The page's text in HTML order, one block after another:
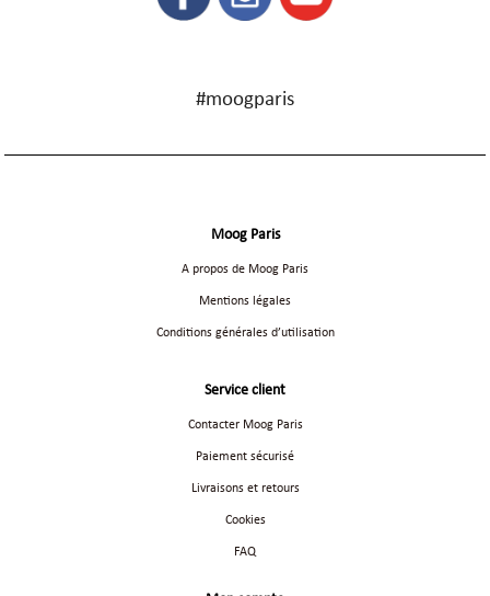
#moogparis
Moog Paris
A propos de Moog Paris
Mentions légales
Conditions générales d’utilisation
Service client
Contacter Moog Paris
Paiement sécurisé
Livraisons et retours
Cookies
FAQ